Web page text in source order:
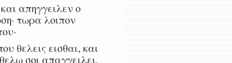
απηγγειλεν ο
τωρα λοιπον
θελεις εισθαι, και
σοι απαγγειλει.